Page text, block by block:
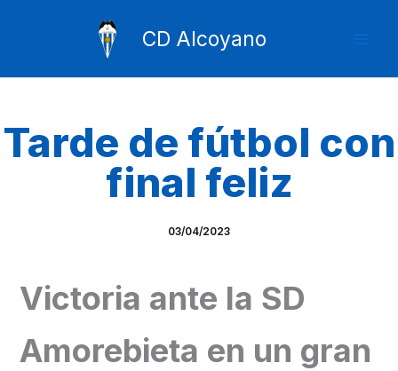
CD Alcoyano
Tarde de fútbol con
final feliz
03/04/2023
Victoria ante la SD
Amorebieta en un gran